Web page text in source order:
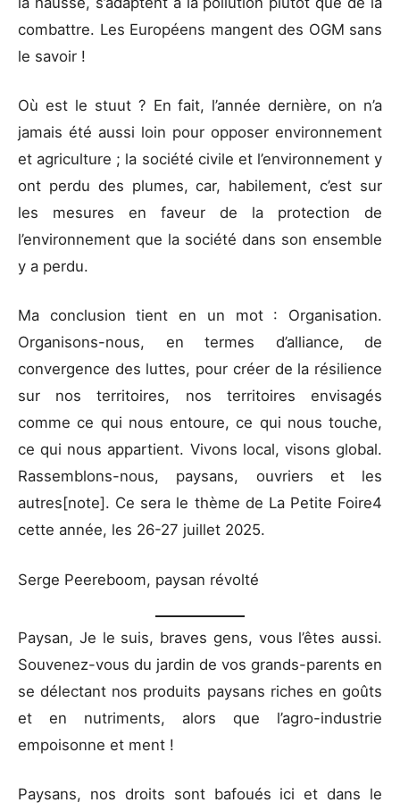
combattre. Les Européens mangent des OGM sans
le savoir !
Où est le stuut ? En fait, l’année dernière, on n’a
jamais été aussi loin pour opposer environnement
et agriculture ; la société civile et l’environnement y
ont perdu des plumes, car, habilement, c’est sur
les mesures en faveur de la protection de
l’environnement que la société dans son ensemble
y a perdu.
Ma conclusion tient en un mot : Organisation.
Organisons-nous, en termes d’alliance, de
convergence des luttes, pour créer de la résilience
sur nos territoires, nos territoires envisagés
comme ce qui nous entoure, ce qui nous touche,
ce qui nous appartient. Vivons local, visons global.
Rassemblons-nous, paysans, ouvriers et les
autres[note]. Ce sera le thème de La Petite Foire4
cette année, les 26-27 juillet 2025.
Serge Peereboom, paysan révolté
Paysan, Je le suis, braves gens, vous l’êtes aussi.
Souvenez-vous du jardin de vos grands-parents en
se délectant nos produits paysans riches en goûts
et en nutriments, alors que l’agro-industrie
empoisonne et ment !
Paysans, nos droits sont bafoués ici et dans le